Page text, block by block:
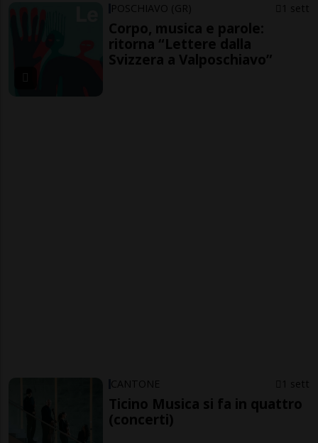
POSCHIAVO (GR) 1 sett
Corpo, musica e parole:
ritorna “Lettere dalla
Svizzera a Valposchiavo”
CANTONE 1 sett
Ticino Musica si fa in quattro
(concerti)